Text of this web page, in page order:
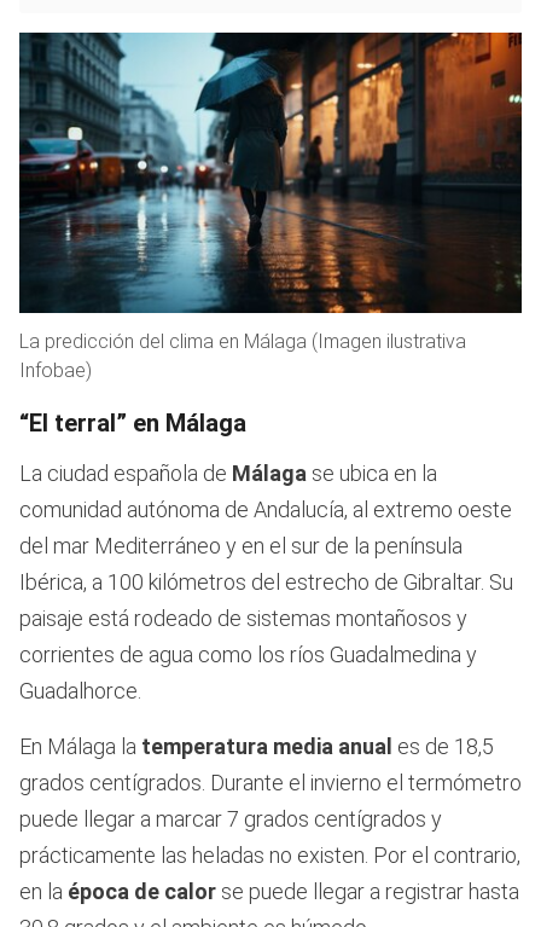
La predicción del clima en Málaga (Imagen ilustrativa
Infobae)
“El terral” en Málaga
La ciudad española de Málaga se ubica en la
comunidad autónoma de Andalucía, al extremo oeste
del mar Mediterráneo y en el sur de la península
Ibérica, a 100 kilómetros del estrecho de Gibraltar. Su
paisaje está rodeado de sistemas montañosos y
corrientes de agua como los ríos Guadalmedina y
Guadalhorce.
En Málaga la temperatura media anual es de 18,5
grados centígrados. Durante el invierno el termómetro
puede llegar a marcar 7 grados centígrados y
prácticamente las heladas no existen. Por el contrario,
en la época de calor se puede llegar a registrar hasta